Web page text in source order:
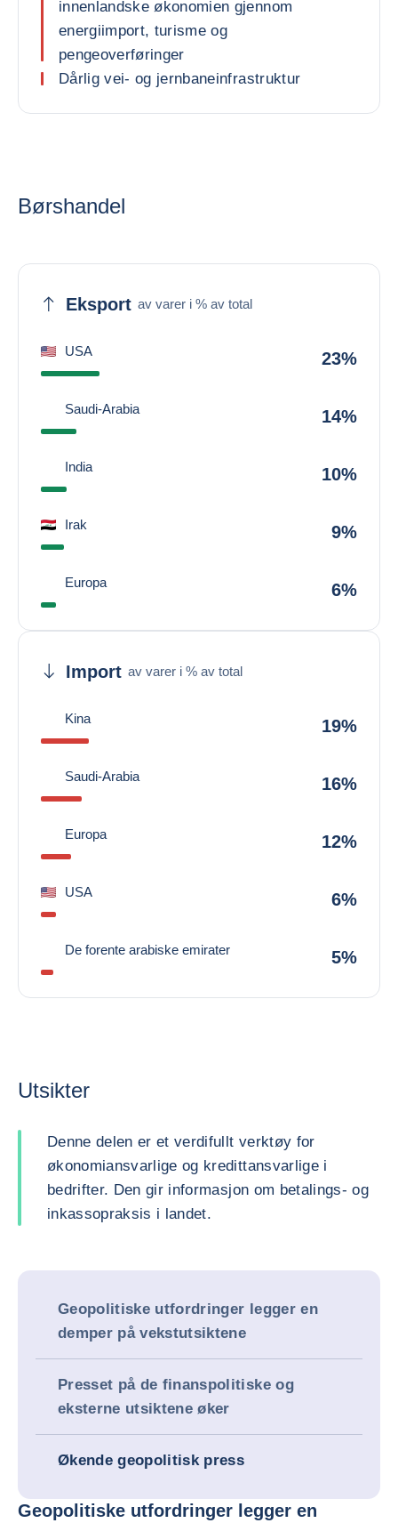
innenlandske økonomien gjennom
energiimport, turisme og
pengeoverføringer
Dårlig vei- og jernbaneinfrastruktur
Børshandel
Eksport av varer i % av total
USA 23%
Saudi-Arabia 14%
India 10%
Irak 9%
Europa 6%
Import av varer i % av total
Kina 19%
Saudi-Arabia 16%
Europa 12%
USA 6%
De forente arabiske emirater 5%
Utsikter
Denne delen er et verdifullt verktøy for
økonomiansvarlige og kredittansvarlige i
bedrifter. Den gir informasjon om betalings- og
inkassopraksis i landet.
Geopolitiske utfordringer legger en
demper på vekstutsiktene
Presset på de finanspolitiske og
eksterne utsiktene øker
Økende geopolitisk press
Geopolitiske utfordringer legger en